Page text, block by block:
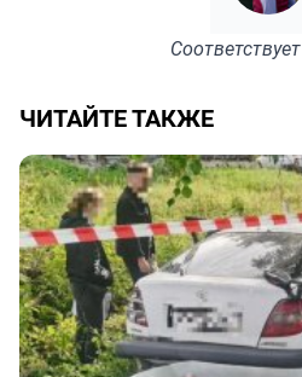
Соответствует
ЧИТАЙТЕ ТАКЖЕ